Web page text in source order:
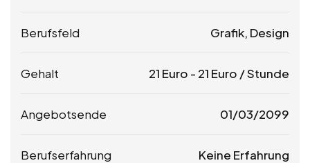
Berufsfeld Grafik, Design
Gehalt 21 Euro - 21 Euro / Stunde
Angebotsende 01/03/2099
Berufserfahrung Keine Erfahrung